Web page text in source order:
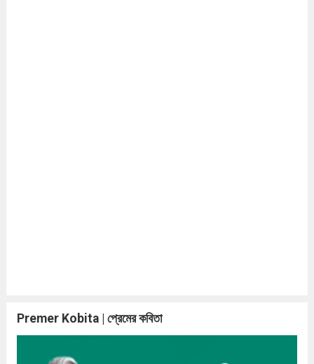
Premer Kobita | প্রেমের কবিতা